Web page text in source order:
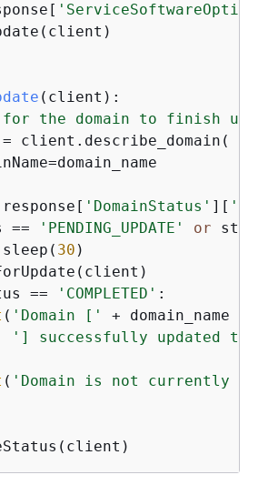
( client ):
the domain to finish
client.describe_domain(
'DomainStatus' ][
== 'PENDING_UPDATE' or
30 )
== 'COMPLETED' :
( 'Domain ['
+ domain_name +
'] successfully updated
( 'Domain is not currently